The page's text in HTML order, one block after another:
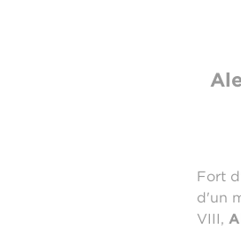
Fort
d'un
VIII,